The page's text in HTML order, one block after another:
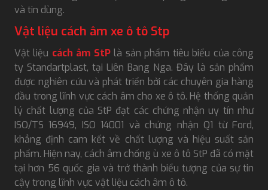
và tin dùng.
Vật liệu cách âm xe ô tô Stp
Vật liệu cách âm StPlà sản phẩm tiêu biểu của công
ty Standartplast, tại Liên Bang Nga. Đây là sản phẩm
được nghiên cứu và phát triển bởi các chuyên gia hàng
đầu trong lĩnh vực cách âm cho xe ô tô. Hệ thống quản
lý chất lượng của StP đạt các chứng nhận uy tín như
ISO/TS 16949, ISO 14001 và chứng nhận Q1 từ Ford,
khẳng định cam kết về chất lượng và hiệu suất sản
phẩm. Hiện nay, cách âm chống ù xe ô tô StP đã có mặt
tại hơn 56 quốc gia và trở thành biểu tượng của sự tin
cậy trong lĩnh vực vật liệu cách âm ô tô.